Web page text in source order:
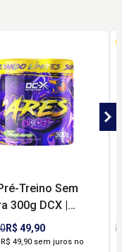
Treino Sem
300g DCX |
Foco e Pump
R$ 49,90
R$ 49,90 sem juros no